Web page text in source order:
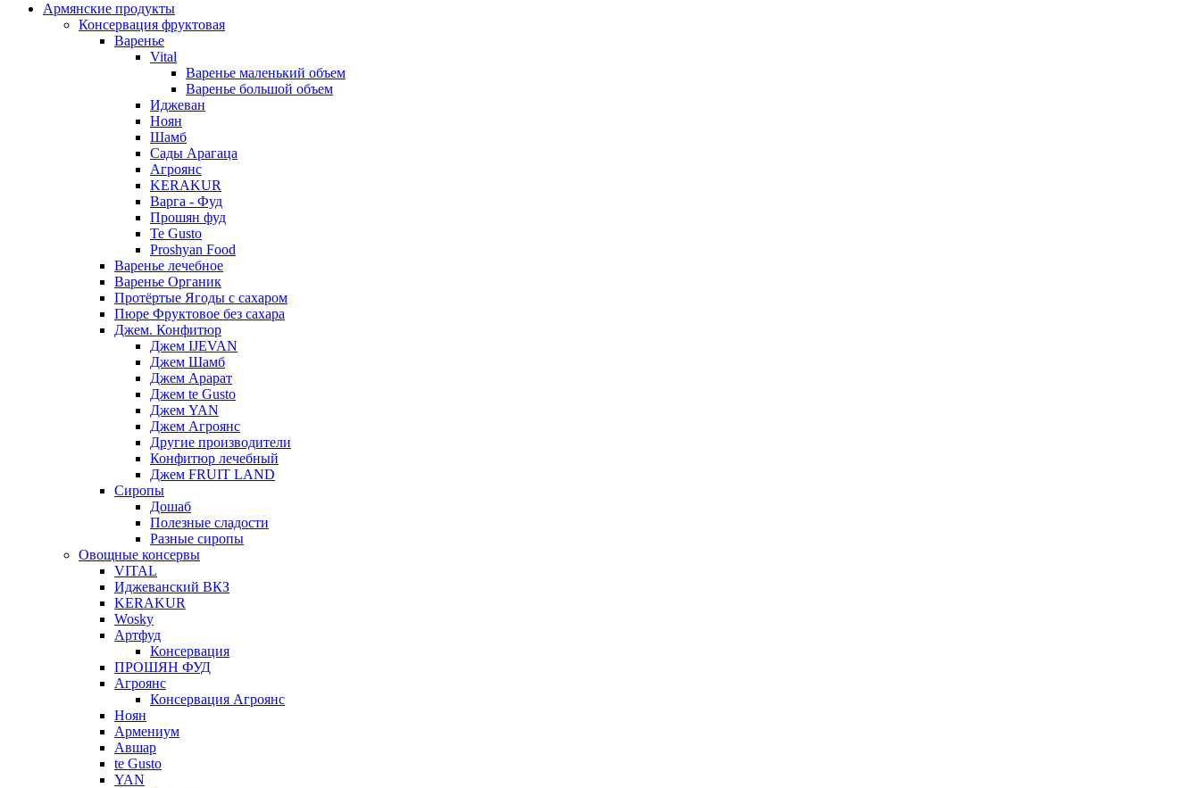
Армянские продукты
Консервация фруктовая
Варенье
Vital
Варенье маленький объем
Варенье большой объем
Иджеван
Ноян
Шамб
Сады Арагаца
Агроянс
KERAKUR
Варга - Фуд
Прошян фуд
Te Gusto
Proshyan Food
Варенье лечебное
Варенье Органик
Протёртые Ягоды с сахаром
Пюре Фруктовое без сахара
Джем. Конфитюр
Джем IJEVAN
Джем Шамб
Джем Арарат
Джем te Gusto
Джем YAN
Джем Агроянс
Другие производители
Конфитюр лечебный
Джем FRUIT LAND
Сиропы
Дошаб
Полезные сладости
Разные сиропы
Овощные консервы
VITAL
Иджеванский ВКЗ
KERAKUR
Wosky
Артфуд
Консервация
ПРОШЯН ФУД
Агроянс
Консервация Агроянс
Ноян
Армениум
Авшар
te Gusto
YAN